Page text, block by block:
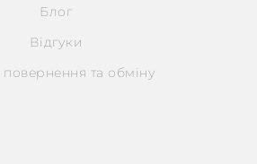
Блог
Відгуки
та обміну